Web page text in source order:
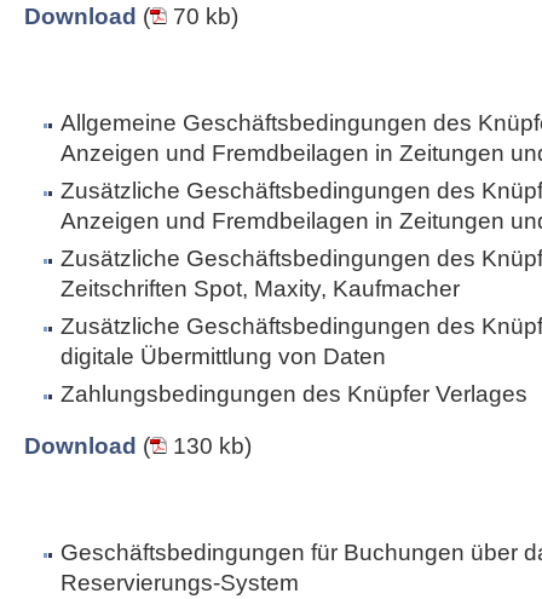
Download ( 70 kb)
Allgemeine Geschäftsbedingungen des
Anzeigen und Fremdbeilagen in Zeitungen
Zusätzliche Geschäftsbedingungen des
Anzeigen und Fremdbeilagen in Zeitungen
Zusätzliche Geschäftsbedingungen des
Zeitschriften Spot, Maxity, Kaufmacher
Zusätzliche Geschäftsbedingungen des
digitale Übermittlung von Daten
Zahlungsbedingungen des Knüpfer Verlages
Download ( 130 kb)
Geschäftsbedingungen für Buchungen über
Reservierungs-System